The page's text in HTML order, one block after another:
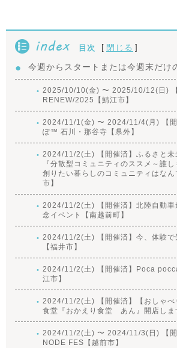
index 目次 [ 閉じる ]
今週からスタートまたは今週末だけ
2025/10/10(金) 〜 2025/10/12(日) 【
RENEW/2025【鯖江市】
2024/11/1(金) 〜 2024/11/4(月) 【
ぽ™ 石川・那谷寺【県外】
2024/11/2(土) 【開催済】ふるさと未
『分散型コミュニティのススメ～誰
創りたい暮らしのコミュニティはな
市】
2024/11/2(土) 【開催済】北陸自動車
念イベント【南越前町】
2024/11/2(土) 【開催済】今、体験で
【福井市】
2024/11/2(土) 【開催済】Poca
江市】
2024/11/2(土) 【開催済】【おしゃべ
食堂『おかえり食堂 あん』開店しま
2024/11/2(土) 〜 2024/11/3(日) 【
NODE FES【越前市】